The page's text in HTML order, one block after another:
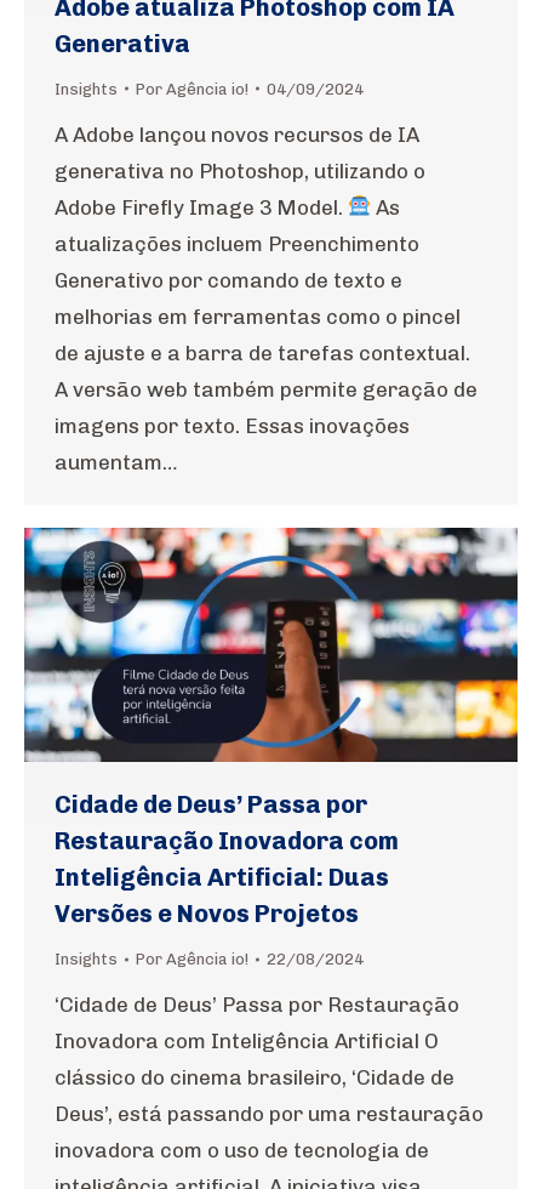
Adobe atualiza Photoshop com IA
Generativa
Insights Por Agência io! 04/09/2024
A Adobe lançou novos recursos de IA
generativa no Photoshop, utilizando o
Adobe Firefly Image 3 Model.
As
atualizações incluem Preenchimento
Generativo por comando de texto e
melhorias em ferramentas como o pincel
de ajuste e a barra de tarefas contextual.
A versão web também permite geração de
imagens por texto. Essas inovações
aumentam…
Cidade de Deus’ Passa por
Restauração Inovadora com
Inteligência Artificial: Duas
Versões e Novos Projetos
Insights Por Agência io! 22/08/2024
‘Cidade de Deus’ Passa por Restauração
Inovadora com Inteligência Artificial O
clássico do cinema brasileiro, ‘Cidade de
Deus’, está passando por uma restauração
inovadora com o uso de tecnologia de